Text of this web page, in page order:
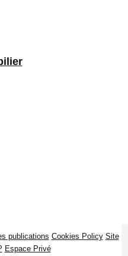
publications Cookies Policy Site
Espace Privé